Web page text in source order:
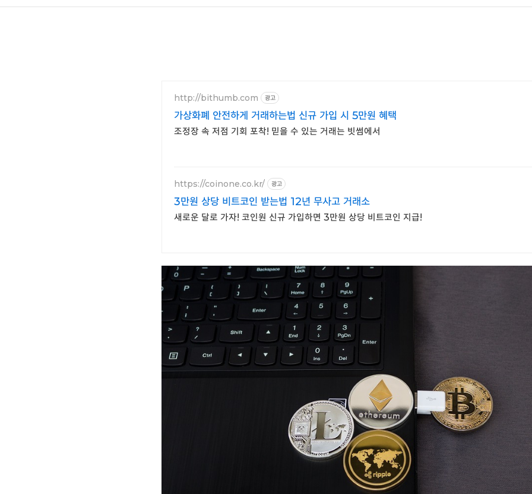
http://bithumb.com 광고
가상화폐 안전하게 거래하는법 신규 가입 시 5만원 혜택
조정장 속 저점 기회 포착! 믿을 수 있는 거래는 빗썸에서
https://coinone.co.kr/ 광고
3만원 상당 비트코인 받는법 12년 무사고 거래소
새로운 달로 가자! 코인원 신규 가입하면 3만원 상당 비트코인 지급!